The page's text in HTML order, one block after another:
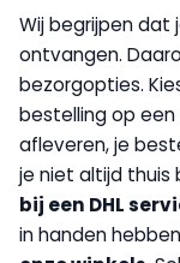
Wij begrijpen dat
ontvangen.
bezorgopties.
bestelling op
afleveren, je
je niet altijd thuis
bij een DHL
in handen